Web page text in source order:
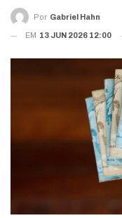
Por Gabriel Hahn
EM 13 JUN 2026 12:00